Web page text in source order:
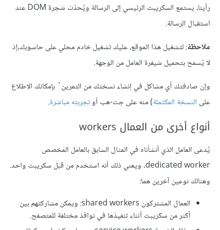
رأينا، يستمع السكريبت الرئيسي إلى الرسالة ويُحدّث شجرة DOM عند
استقبال الرسالة.
ملاحظة: لتشغيل هذا الموقع، عليك تشغيل خادم محلي على حاسوبك،إذ
لا يُسمح بتحميل شيفرة العامل من الوجهة.
وإن صادفتك أي مشاكل في إنشاء نسختك من التمرين` بإمكانك الاطلاع
على النسخة المكتملة) منه على جت-هب أوتجربته مباشرة.
أنواع أخرى من العمال workers
يُدعى العامل الذي أنشأناه في المثال السابق بالعامل المخصص
dedicated worker. ويعني ذلك أنه استخدم من قبل سكريبت واحد.
وهنالك نوعين آخرين هما:
العمال المشتركون shared workers: ويمكن مشاركتهم بين
أكثر من سكريبت أثناء تنفيذها في نوافذ مختلفة للمتصفح.